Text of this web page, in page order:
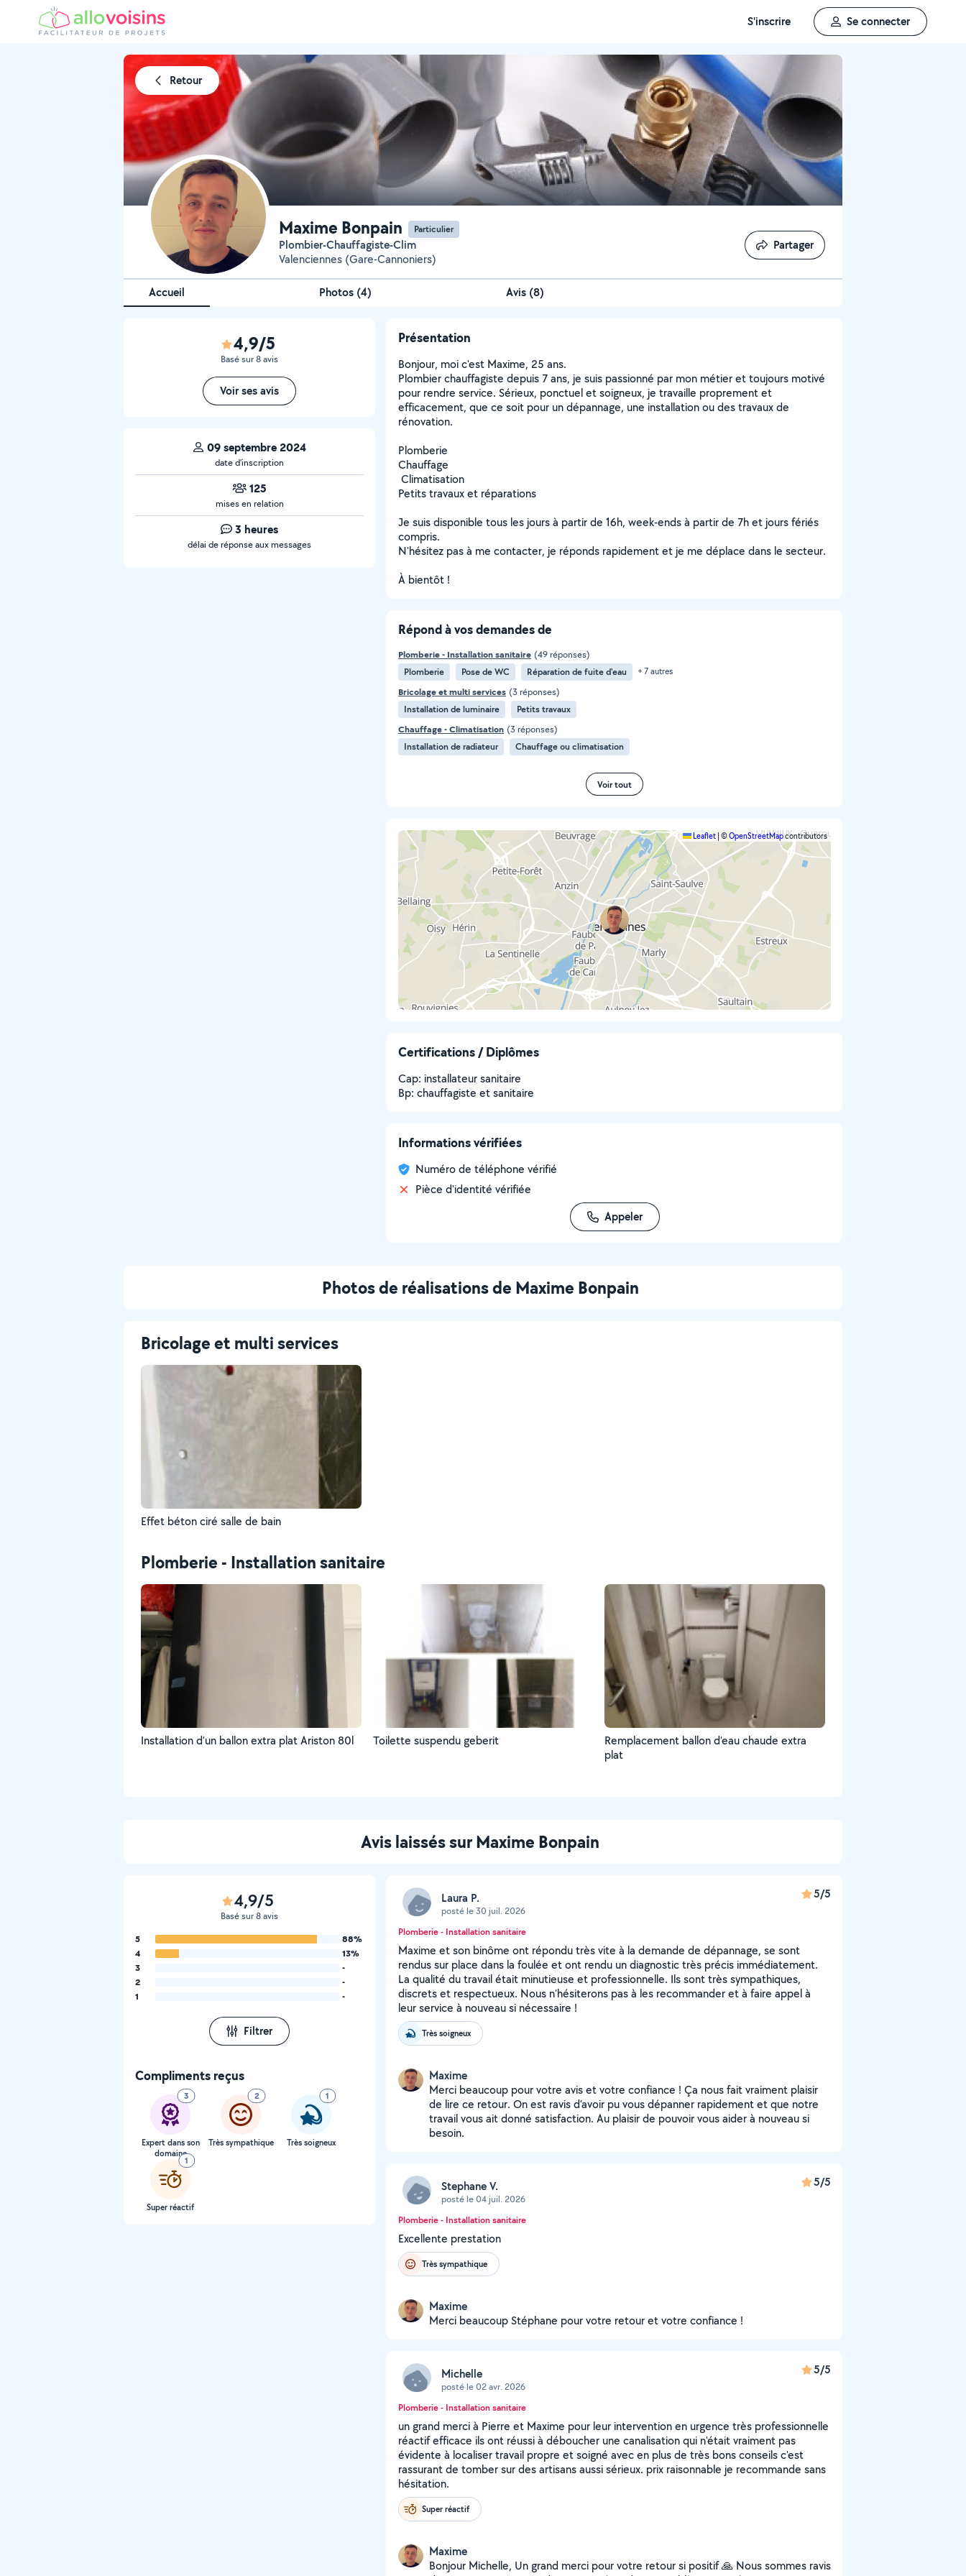
S'inscrire Se connecter
Retour
Maxime Bonpain Particulier
Plombier-Chauffagiste-Clim
Valenciennes (Gare-Cannoniers)
Partager
Partager
Accueil Photos (4) Avis (8)
4,9/5
Basé sur 8 avis
Voir ses avis
09 septembre 2024
date d’inscription
125
mises en relation
3 heures
délai de réponse aux messages
Présentation
Bonjour, moi c'est Maxime, 25 ans.
Plombier chauffagiste depuis 7 ans, je suis passionné par mon métier et toujours motivé
pour rendre service. Sérieux, ponctuel et soigneux, je travaille proprement et
efficacement, que ce soit pour un dépannage, une installation ou des travaux de
rénovation.
Plomberie
Chauffage
️ Climatisation
Petits travaux et réparations
Je suis disponible tous les jours à partir de 16h, week-ends à partir de 7h et jours fériés
compris.
N'hésitez pas à me contacter, je réponds rapidement et je me déplace dans le secteur.
À bientôt !
Répond à vos demandes de
Plomberie - Installation sanitaire (49 réponses)
Plomberie
Pose de WC Réparation de fuite d'eau + 7 autres
Bricolage et multi services (3 réponses)
Installation de luminaire
Petits travaux
Chauffage - Climatisation (3 réponses)
Installation de radiateur
Chauffage ou climatisation
Voir tout
Leaflet ©OpenStreetMapcontributors
Certifications / Diplômes
Cap: installateur sanitaire
Bp: chauffagiste et sanitaire
Informations vérifiées
Numéro de téléphone vérifié
Pièce d'identité vérifiée
Appeler
Photos de réalisations de Maxime Bonpain
Bricolage et multi services
Effet béton ciré salle de bain
Plomberie - Installation sanitaire
Installation d’un ballon extra plat Ariston 80l Toilette suspendu geberit
Remplacement ballon d’eau chaude extra
plat
Avis laissés sur Maxime Bonpain
4,9/5
Basé sur 8 avis
5
88%
4
13%
3
-
2
-
1
-
Filtrer
Compliments reçus
3
Expert dans son
domaine
2
Très sympathique
1
Très soigneux
1
Super réactif
Laura P.
posté le 30 juil. 2026
5/5
Plomberie - Installation sanitaire
Maxime et son binôme ont répondu très vite à la demande de dépannage, se sont
rendus sur place dans la foulée et ont rendu un diagnostic très précis immédiatement.
La qualité du travail était minutieuse et professionnelle. Ils sont très sympathiques,
discrets et respectueux. Nous n’hésiterons pas à les recommander et à faire appel à
leur service à nouveau si nécessaire !
Très soigneux
Maxime
Merci beaucoup pour votre avis et votre confiance ! Ça nous fait vraiment plaisir
de lire ce retour. On est ravis d’avoir pu vous dépanner rapidement et que notre
travail vous ait donné satisfaction. Au plaisir de pouvoir vous aider à nouveau si
besoin.
Stephane V.
posté le 04 juil. 2026
5/5
Plomberie - Installation sanitaire
Excellente prestation
Très sympathique
Maxime
Merci beaucoup Stéphane pour votre retour et votre confiance !
Michelle
posté le 02 avr. 2026
5/5
Plomberie - Installation sanitaire
un grand merci à Pierre et Maxime pour leur intervention en urgence très professionnelle
réactif efficace ils ont réussi à déboucher une canalisation qui n'était vraiment pas
évidente à localiser travail propre et soigné avec en plus de très bons conseils c'est
rassurant de tomber sur des artisans aussi sérieux. prix raisonnable je recommande sans
hésitation.
Super réactif
Maxime
Bonjour Michelle, Un grand merci pour votre retour si positif 🙏 Nous sommes ravis